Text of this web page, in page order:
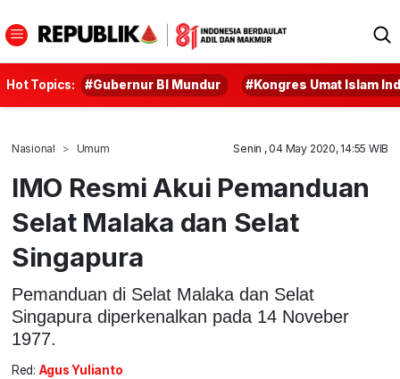
Hot Topics: #Gubernur BI Mundur #Kongres Umat Islam
Nasional Umum Senin , 04 May 2020, 14:55 WIB
IMO Resmi Akui Pemanduan
Selat Malaka dan Selat
Singapura
Pemanduan di Selat Malaka dan Selat
Singapura diperkenalkan pada 14 Noveber
1977.
Red: Agus Yulianto